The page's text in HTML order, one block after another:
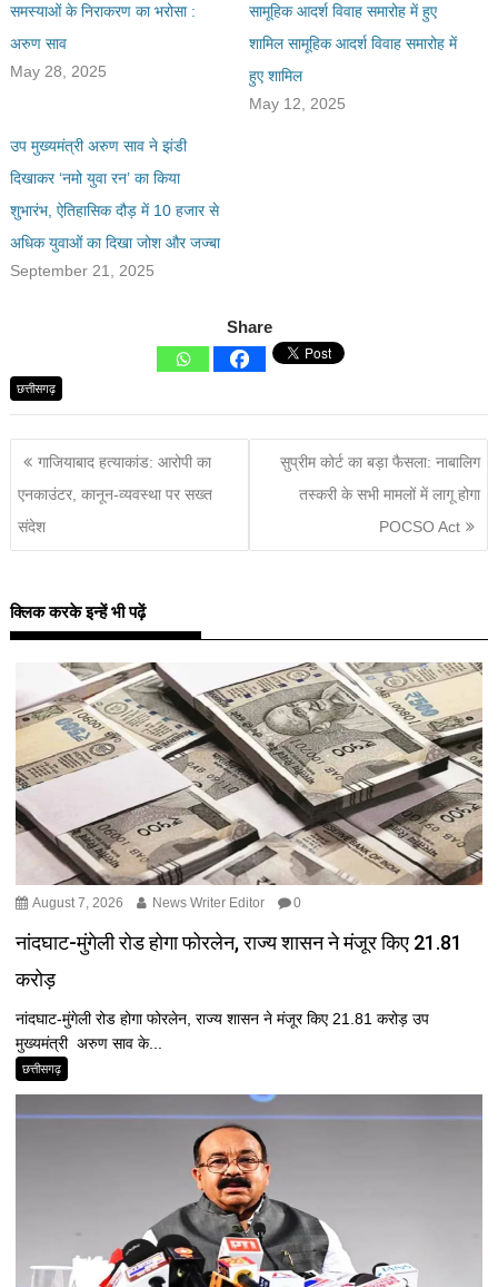
समस्याओं के निराकरण का भरोसा :
अरुण साव
May 28, 2025
सामूहिक आदर्श विवाह समारोह में हुए
शामिल सामूहिक आदर्श विवाह समारोह में
हुए शामिल
May 12, 2025
उप मुख्यमंत्री अरुण साव ने झंडी
दिखाकर ‘नमो युवा रन’ का किया
शुभारंभ, ऐतिहासिक दौड़ में 10 हजार से
अधिक युवाओं का दिखा जोश और जज्बा
September 21, 2025
Share
छत्तीसगढ़
गाजियाबाद हत्याकांड: आरोपी का
एनकाउंटर, कानून-व्यवस्था पर सख्त
संदेश
सुप्रीम कोर्ट का बड़ा फैसला: नाबालिग
तस्करी के सभी मामलों में लागू होगा
POCSO Act
क्लिक करके इन्हें भी पढ़ें
August 7, 2026 News Writer Editor 0
नांदघाट-मुंगेली रोड होगा फोरलेन, राज्य शासन ने मंजूर किए 21.81
करोड़
नांदघाट-मुंगेली रोड होगा फोरलेन, राज्य शासन ने मंजूर किए 21.81 करोड़ उप
मुख्यमंत्री अरुण साव के...
छत्तीसगढ़